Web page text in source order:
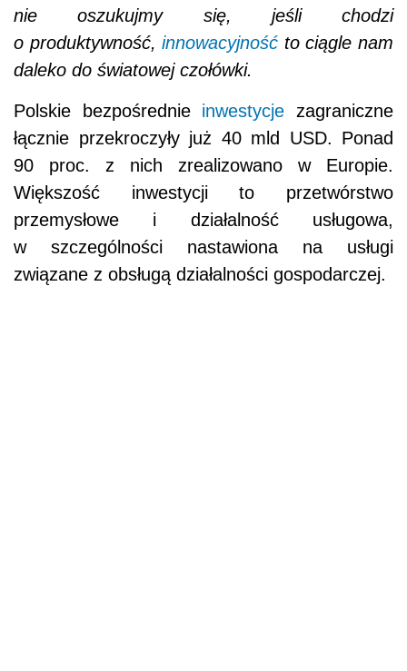
nie oszukujmy się, jeśli chodzi
o produktywność,innowacyjność to ciągle nam
daleko do światowej czołówki.
Polskie bezpośrednie inwestycje zagraniczne
łącznie przekroczyły już 40 mld USD. Ponad
90 proc. z nich zrealizowano w Europie.
Większość inwestycji to przetwórstwo
przemysłowe i działalność usługowa,
w szczególności nastawiona na usługi
związane z obsługą działalności gospodarczej.